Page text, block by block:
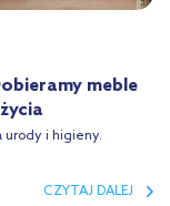
meble
urody i higieny.
CZYTAJ DALEJ